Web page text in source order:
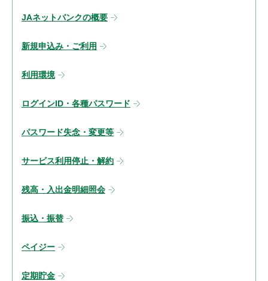
JAネットバンクの概要
新規申込み・ご利用
利用環境
ログインID・各種パスワード
パスワード失念・変更等
サービス利用停止・解約
残高・入出金明細照会
振込・振替
ペイジー
定期貯金